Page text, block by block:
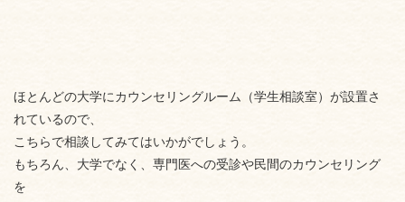
ほとんどの大学にカウンセリングルーム（学生相談室）が設置さ
れているので、
こちらで相談してみてはいかがでしょう。
もちろん、大学でなく、専門医への受診や民間のカウンセリング
を